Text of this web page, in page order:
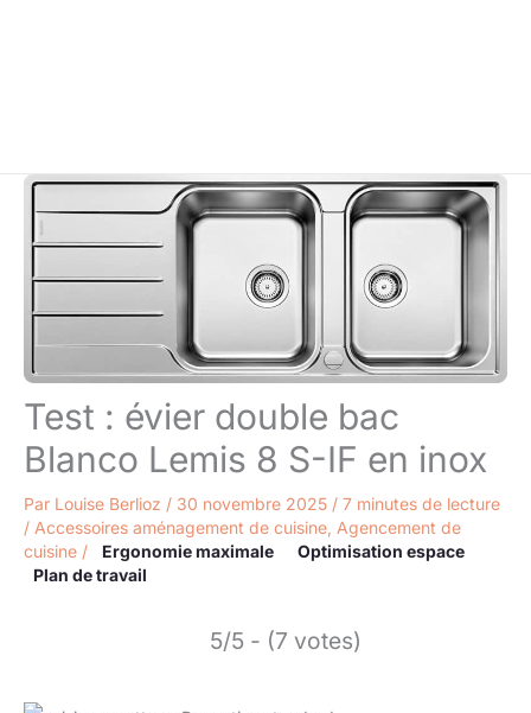
Test : évier double bac
Blanco Lemis 8 S-IF en inox
Par Louise Berlioz / 30 novembre 2025 / 7 minutes de lecture
/ Accessoires aménagement de cuisine Agencement de
cuisine / Ergonomie maximale
Optimisation espace
Plan de travail
5/5 - (7 votes)